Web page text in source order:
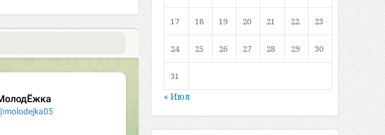
17 18 19 20 21 22 23
24 25 26 27 28 29 30
31
« Июл